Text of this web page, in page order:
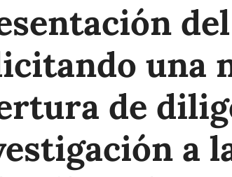
una
de
a